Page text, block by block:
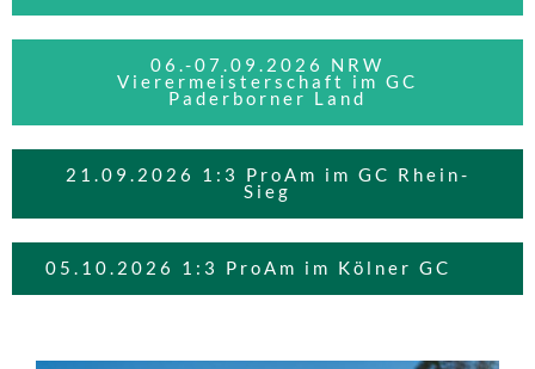
06.-07.09.2026 NRW
Vierermeisterschaft im GC
Paderborner Land
21.09.2026 1:3 ProAm im GC Rhein-
Sieg
05.10.2026 1:3 ProAm im Kölner GC